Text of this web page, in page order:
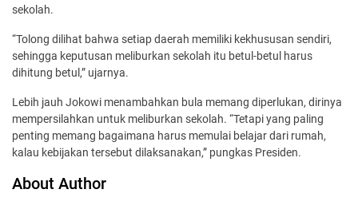
sekolah.
“Tolong dilihat bahwa setiap daerah memiliki kekhususan sendiri,
sehingga keputusan meliburkan sekolah itu betul-betul harus
dihitung betul,” ujarnya.
Lebih jauh Jokowi menambahkan bula memang diperlukan, dirinya
mempersilahkan untuk meliburkan sekolah. “Tetapi yang paling
penting memang bagaimana harus memulai belajar dari rumah,
kalau kebijakan tersebut dilaksanakan,” pungkas Presiden.
About Author